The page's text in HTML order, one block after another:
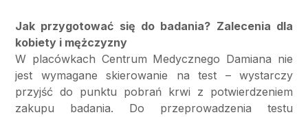
Jak przygotować się do badania? Zalecenia dla
kobiety i mężczyzny
W placówkach Centrum Medycznego Damiana nie
jest wymagane skierowanie na test – wystarczy
przyjść do punktu pobrań krwi z potwierdzeniem
zakupu badania. Do przeprowadzenia testu